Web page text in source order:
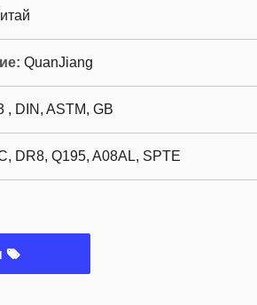
QuanJiang
, DIN, ASTM, GB
DR8, Q195, A08AL, SPTE